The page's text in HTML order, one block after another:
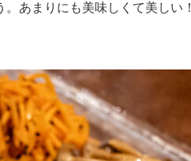
あまりにも美味しくて美しい！